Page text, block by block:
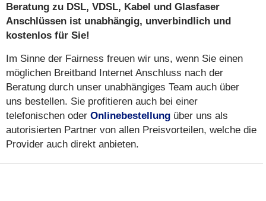
Beratung zu DSL, VDSL, Kabel und Glasfaser
Anschlüssen ist unabhängig, unverbindlich und
kostenlos für Sie!
Im Sinne der Fairness freuen wir uns, wenn Sie einen
möglichen Breitband Internet Anschluss nach der
Beratung durch unser unabhängiges Team auch über
uns bestellen. Sie profitieren auch bei einer
telefonischen oder Onlinebestellung über uns als
autorisierten Partner von allen Preisvorteilen, welche die
Provider auch direkt anbieten.